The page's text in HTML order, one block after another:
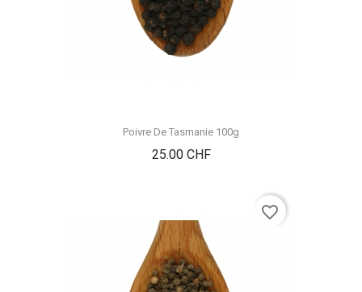
Poivre De Tasmanie 100g
25.00 CHFPrix
favorite_border